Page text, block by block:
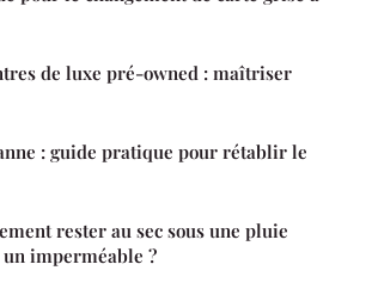
de luxe pré-owned : maîtriser
: guide pratique pour rétablir le
rester au sec sous une pluie
un imperméable ?